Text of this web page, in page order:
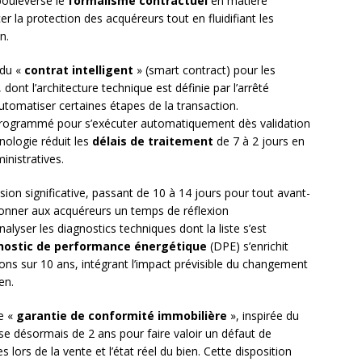
la protection des acquéreurs tout en fluidifiant les
« contrat intelligent » (smart contract) pour les
l’architecture technique est définie par l’arrêté
certaines étapes de la transaction.
pour s’exécuter automatiquement dès validation
réduit les délais de traitement de 7 à 2 jours en
significative, passant de 10 à 14 jours pour tout avant-
aux acquéreurs un temps de réflexion
les diagnostics techniques dont la liste s’est
de performance énergétique (DPE) s’enrichit
sur 10 ans, intégrant l’impact prévisible du changement
« garantie de conformité immobilière », inspirée du
désormais de 2 ans pour faire valoir un défaut de
de la vente et l’état réel du bien. Cette disposition